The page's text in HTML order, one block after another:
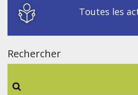
Toutes les
Rechercher